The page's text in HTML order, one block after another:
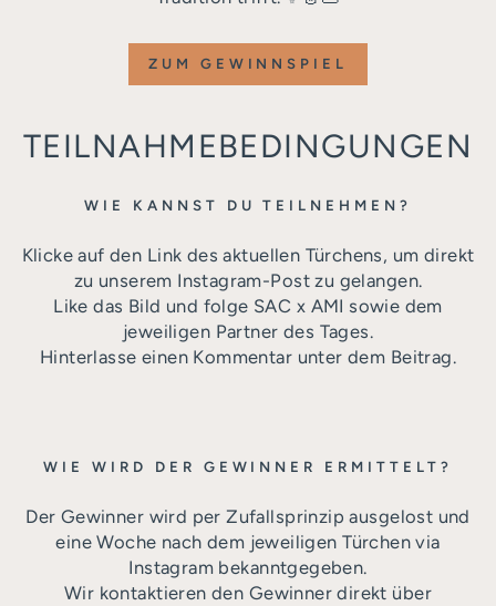
ZUM GEWINNSPIEL
TEILNAHMEBEDINGUNGEN
WIE KANNST DU TEILNEHMEN?
Klicke auf den Link des aktuellen Türchens, um direkt
zu unserem Instagram-Post zu gelangen.
Like das Bild und folge SAC x AMI sowie dem
jeweiligen Partner des Tages.
Hinterlasse einen Kommentar unter dem Beitrag.
WIE WIRD DER GEWINNER ERMITTELT?
Der Gewinner wird per Zufallsprinzip ausgelost und
eine Woche nach dem jeweiligen Türchen via
Instagram bekanntgegeben.
Wir kontaktieren den Gewinner direkt über